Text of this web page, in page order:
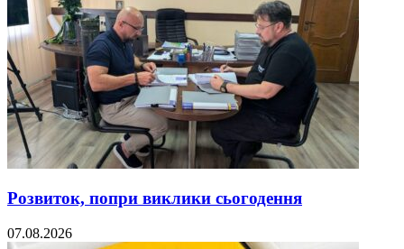
Розвиток, попри виклики сьогодення
07.08.2026